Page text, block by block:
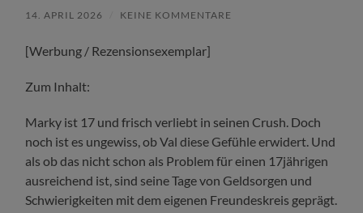
14. APRIL 2026 KEINE KOMMENTARE
[Werbung / Rezensionsexemplar]
Zum Inhalt:
Marky ist 17 und frisch verliebt in seinen Crush. Doch
noch ist es ungewiss, ob Val diese Gefühle erwidert. Und
als ob das nicht schon als Problem für einen 17jährigen
ausreichend ist, sind seine Tage von Geldsorgen und
Schwierigkeiten mit dem eigenen Freundeskreis geprägt.